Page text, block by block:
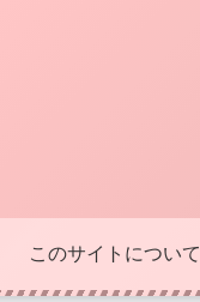
このサイトについて